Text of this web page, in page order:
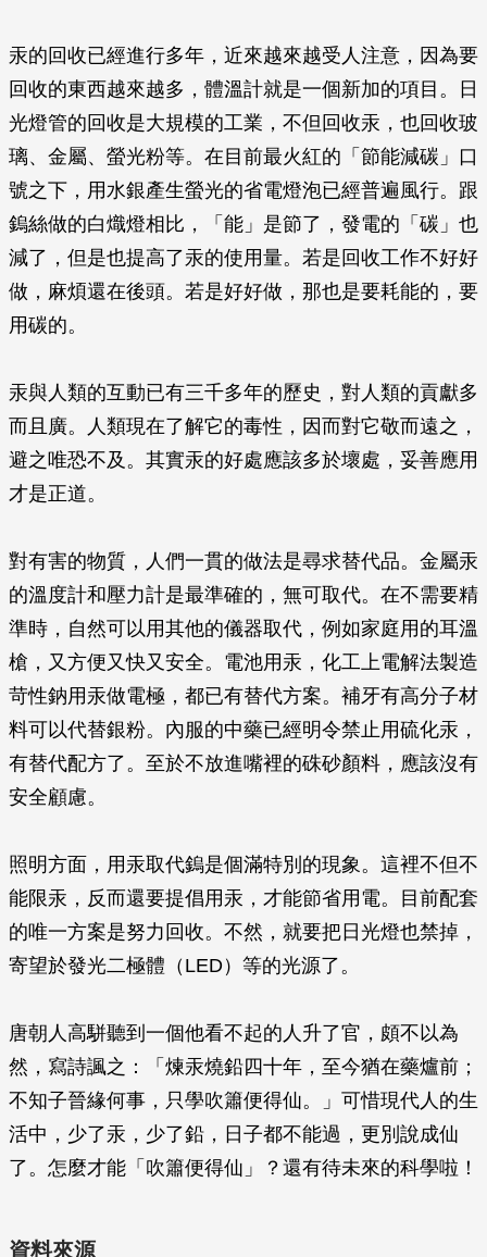
汞的回收已經進行多年，近來越來越受人注意，因為要
回收的東西越來越多，體溫計就是一個新加的項目。日
光燈管的回收是大規模的工業，不但回收汞，也回收玻
璃、金屬、螢光粉等。在目前最火紅的「節能減碳」口
號之下，用水銀產生螢光的省電燈泡已經普遍風行。跟
鎢絲做的白熾燈相比，「能」是節了，發電的「碳」也
減了，但是也提高了汞的使用量。若是回收工作不好好
做，麻煩還在後頭。若是好好做，那也是要耗能的，要
用碳的。
汞與人類的互動已有三千多年的歷史，對人類的貢獻多
而且廣。人類現在了解它的毒性，因而對它敬而遠之，
避之唯恐不及。其實汞的好處應該多於壞處，妥善應用
才是正道。
對有害的物質，人們一貫的做法是尋求替代品。金屬汞
的溫度計和壓力計是最準確的，無可取代。在不需要精
準時，自然可以用其他的儀器取代，例如家庭用的耳溫
槍，又方便又快又安全。電池用汞，化工上電解法製造
苛性鈉用汞做電極，都已有替代方案。補牙有高分子材
料可以代替銀粉。內服的中藥已經明令禁止用硫化汞，
有替代配方了。至於不放進嘴裡的硃砂顏料，應該沒有
安全顧慮。
照明方面，用汞取代鎢是個滿特別的現象。這裡不但不
能限汞，反而還要提倡用汞，才能節省用電。目前配套
的唯一方案是努力回收。不然，就要把日光燈也禁掉，
寄望於發光二極體（LED）等的光源了。
唐朝人高駢聽到一個他看不起的人升了官，頗不以為
然，寫詩諷之：「煉汞燒鉛四十年，至今猶在藥爐前；
不知子晉緣何事，只學吹簫便得仙。」可惜現代人的生
活中，少了汞，少了鉛，日子都不能過，更別說成仙
了。怎麼才能「吹簫便得仙」？還有待未來的科學啦！
資料來源